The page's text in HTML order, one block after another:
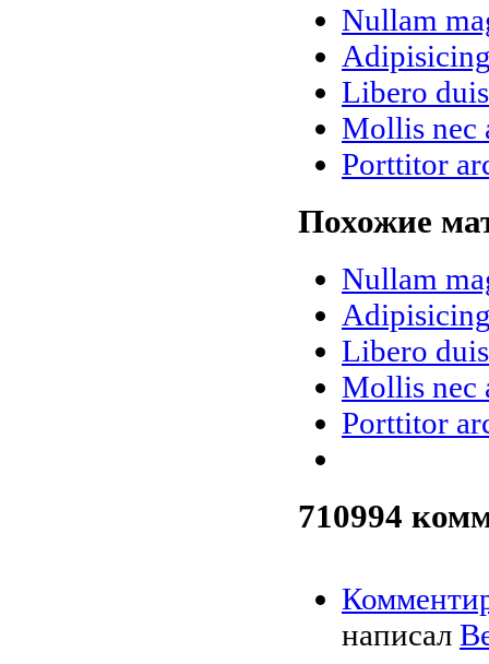
Nullam
Libero
Mollis nec
Porttitor
Похожие
Nullam
Libero
Mollis nec
Porttitor
710994
написал